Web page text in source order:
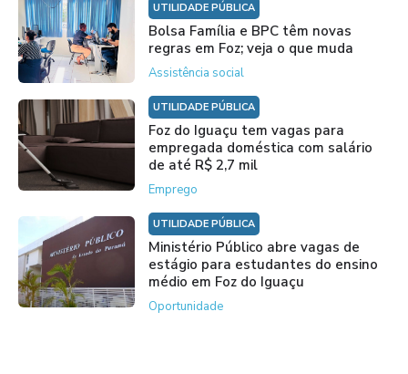
UTILIDADE PÚBLICA
Bolsa Família e BPC têm novas
regras em Foz; veja o que muda
Assistência social
UTILIDADE PÚBLICA
Foz do Iguaçu tem vagas para
empregada doméstica com salário
de até R$ 2,7 mil
Emprego
UTILIDADE PÚBLICA
Ministério Público abre vagas de
estágio para estudantes do ensino
médio em Foz do Iguaçu
Oportunidade